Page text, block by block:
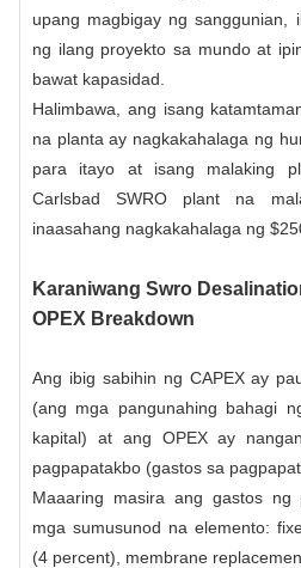
upang magbigay ng sanggunian,
ng ilang proyekto sa mundo at
bawat kapasidad.
Halimbawa, ang isang
na planta ay nagkakahalaga ng
para itayo at isang malaking
Carlsbad SWRO plant na
inaasahang nagkakahalaga ng
Karaniwang Swro
OPEX Breakdown
Ang ibig sabihin ng CAPEX ay
(ang mga pangunahing bahagi
kapital) at ang OPEX ay
pagpapatakbo (gastos sa
Maaaring masira ang gastos ng
mga sumusunod na elemento:
(4 percent), membrane